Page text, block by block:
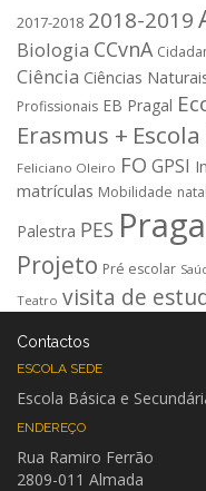
2017-2018 2018-2019
Biologia CCvnA
Ciência Ciências
Profissionais EB Pragal
Erasmus +
Feliciano Oleiro FO GPSI
matrículas Mobilidade natal
Palestra PES
Projeto Pré escolar
Teatro visita de
Contactos
ESCOLA SEDE
Escola Básica e
ENDEREÇO
Rua Ramiro Ferrão
2809-011 Almada